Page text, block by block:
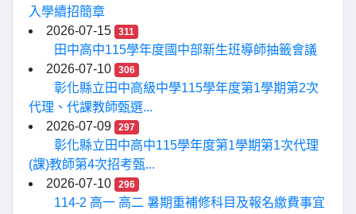
入學續招簡章
2026-07-15
311
田中高中115學年度國中部新生班導師抽籤會議
2026-07-10
306
彰化縣立田中高級中學115學年度第1學期第2次
代理、代課教師甄選...
2026-07-09
297
彰化縣立田中高中115學年度第1學期第1次代理
(課)教師第4次招考甄...
2026-07-10
296
114-2 高一 高二 暑期重補修科目及報名繳費事宜